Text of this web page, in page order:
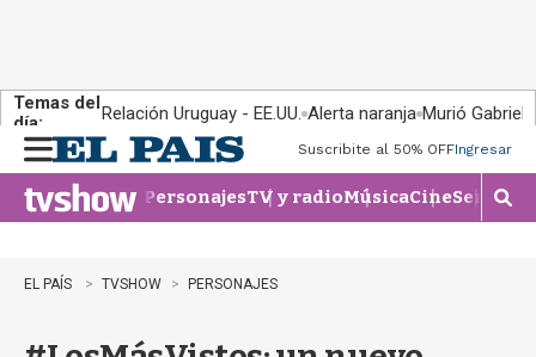
Temas del
día:
Relación Uruguay - EE.UU. Alerta naranja Murió Gabriel
n
u
Suscribite al 50% OFFIngresar
PersonajesTV y radioMúsicaCineSeries
M
o
EL PAÍS TVSHOW PERSONAJES